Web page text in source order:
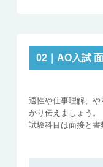
02｜AO入試
適性や仕事理解、
かり伝えましょう。
試験科目は面接と書